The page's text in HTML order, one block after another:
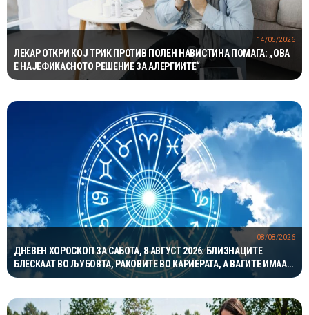
ЛЕКАР ОТКРИ КОЈ ТРИК ПРОТИВ ПОЛЕН НАВИСТИНА ПОМАГА: „ОВА
Е НАЈЕФИКАСНОТО РЕШЕНИЕ ЗА АЛЕРГИИТЕ“
14/05/2026
ДНЕВЕН ХОРОСКОП ЗА САБОТА, 8 АВГУСТ 2026: БЛИЗНАЦИТЕ
БЛЕСКААТ ВО ЉУБОВТА, РАКОВИТЕ ВО КАРИЕРАТА, А ВАГИТЕ ИМААТ
ОДЛИЧЕН ДЕН ЗА ХАРМОНИЈА
08/08/2026